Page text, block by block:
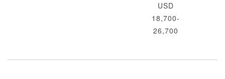
USD
18,700-
26,700